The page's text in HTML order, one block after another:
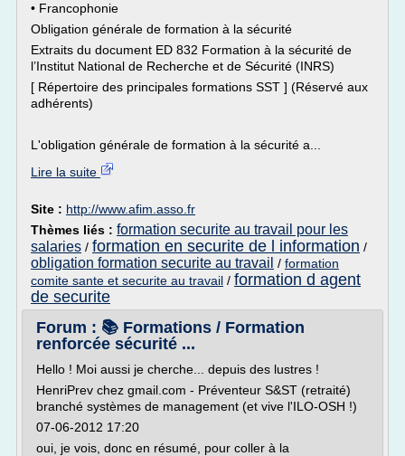
• Francophonie
Obligation générale de formation à la sécurité
Extraits du document ED 832 Formation à la sécurité de
l’Institut National de Recherche et de Sécurité (INRS)
[ Répertoire des principales formations SST ] (Réservé aux
adhérents)
L'obligation générale de formation à la sécurité a...
Lire la suite
Site : http://www.afim.asso.fr
Thèmes liés : formation securite au travail pour les
salaries / formation en securite de l information /
obligation formation securite au travail / formation
comite sante et securite au travail / formation d agent
de securite
Forum : 📚 Formations / Formation
renforcée sécurité ...
Hello ! Moi aussi je cherche... depuis des lustres !
HenriPrev chez gmail.com - Préventeur S&ST (retraité)
branché systèmes de management (et vive l'ILO-OSH !)
07-06-2012 17:20
oui, je vois, donc en résumé, pour coller à la